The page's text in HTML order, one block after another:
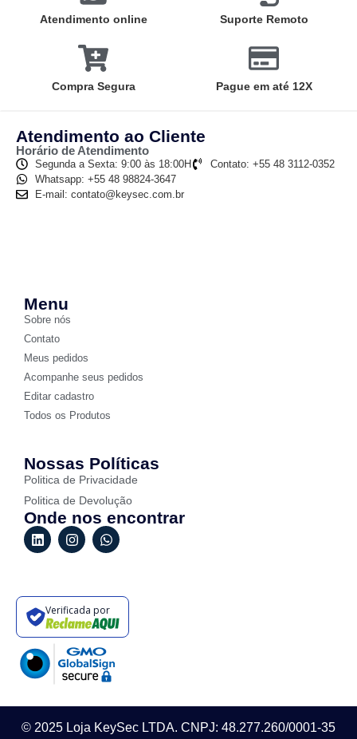
Atendimento online Suporte Remoto
Compra Segura Pague em até 12X
Atendimento ao Cliente
Horário de Atendimento
Segunda a Sexta: 9:00 às 18:00H
Contato: +55 48 3112-0352
Whatsapp: +55 48 98824-3647
E-mail: contato@keysec.com.br
Menu
Sobre nós
Contato
Meus pedidos
Acompanhe seus pedidos
Editar cadastro
Todos os Produtos
Nossas Políticas
Politica de Privacidade
Politica de Devolução
Onde nos encontrar
Verificada por
© 2025 Loja KeySec LTDA. CNPJ: 48.277.260/0001-35